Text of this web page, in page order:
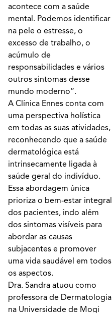
acontece com a saúde
mental. Podemos identificar
na pele o estresse, o
excesso de trabalho, o
acúmulo de
responsabilidades e vários
outros sintomas desse
mundo moderno”.
A Clínica Ennes conta com
uma perspectiva holística
em todas as suas atividades,
reconhecendo que a saúde
dermatológica está
intrinsecamente ligada à
saúde geral do indivíduo.
Essa abordagem única
prioriza o bem-estar integral
dos pacientes, indo além
dos sintomas visíveis para
abordar as causas
subjacentes e promover
uma vida saudável em todos
os aspectos.
Dra. Sandra atuou como
professora de Dermatologia
na Universidade de Mogi